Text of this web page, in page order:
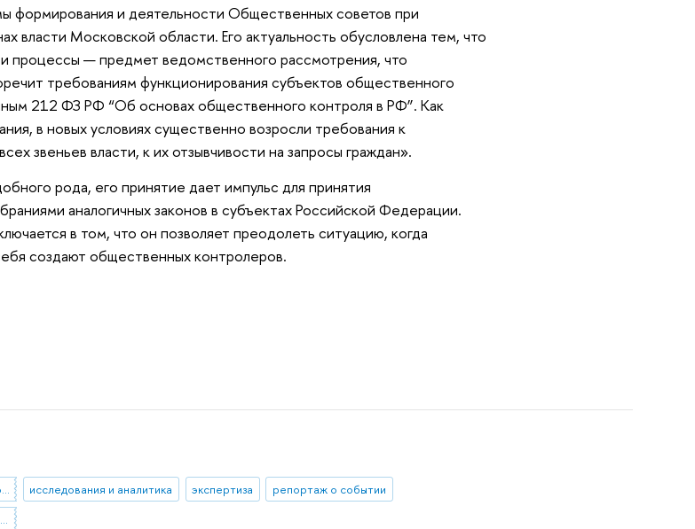
формирования и деятельности Общественных советов при
власти Московской области. Его актуальность обусловлена тем, что
процессы — предмет ведомственного рассмотрения, что
требованиям функционирования субъектов общественного
212 ФЗ РФ “Об основах общественного контроля в РФ”. Как
в новых условиях существенно возросли требования к
звеньев власти, к их отзывчивости на запросы граждан».
рода, его принятие дает импульс для принятия
аналогичных законов в субъектах Российской Федерации.
в том, что он позволяет преодолеть ситуацию, когда
создают общественных контролеров.
Университет, открытый городу исследования и аналитика экспертиза
репортаж о событии
общественная деятельность